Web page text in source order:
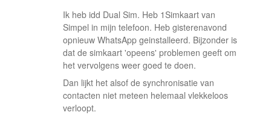
Ik heb idd Dual Sim. Heb 1Simkaart van
Simpel in mijn telefoon. Heb gisterenavond
opnieuw WhatsApp geinstalleerd. Bijzonder is
dat de simkaart 'opeens' problemen geeft om
het vervolgens weer goed te doen.
Dan lijkt het alsof de synchronisatie van
contacten niet meteen helemaal vlekkeloos
verloopt.